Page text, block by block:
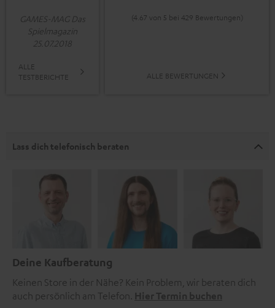
GAMES-MAG Das
Spielmagazin
25.07.2018
ALLE
TESTBERICHTE
(4.67 von 5 bei 429 Bewertungen)
ALLE BEWERTUNGEN
Lass dich telefonisch beraten
Deine Kaufberatung
Keinen Store in der Nähe? Kein Problem, wir beraten dich
auch persönlich am Telefon. Hier Termin buchen